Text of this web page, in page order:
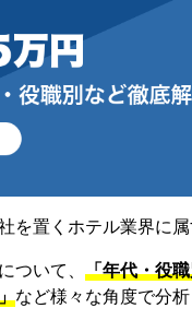
を置くホテル業界に属
ついて、 「年代・役
など様々な角度で分析